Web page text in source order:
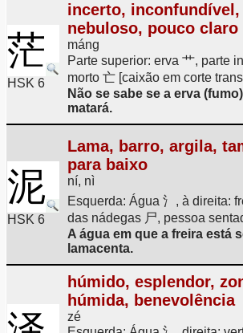
茫
HSK 6
incerto, inconfundível,
nebuloso, pouco claro
máng
Parte superior: erva 艹, parte
morto 亡 [caixão em corte
Não se sabe se a erva
matará.
泥
HSK 6
Lama, barro, argila,
para baixo
ní, nì
Esquerda: Água 氵, à direita:
das nádegas 尸, pessoa
A água em que a freira está
lamacenta.
húmido, esplendor,
húmida, benevolência
zé